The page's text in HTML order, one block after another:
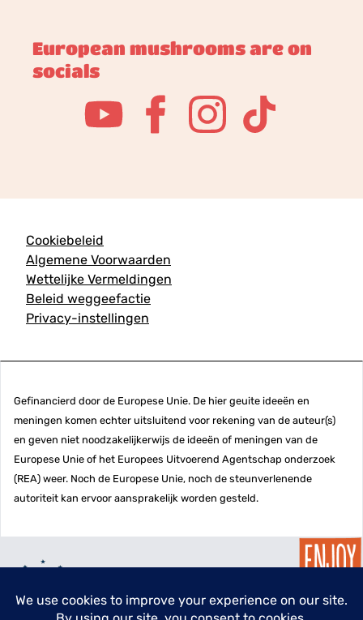
European mushrooms are on
socials
Cookiebeleid
Algemene Voorwaarden
Wettelijke Vermeldingen
Beleid weggeefactie
Privacy-instellingen
Gefinancierd door de Europese Unie. De hier geuite ideeën en
meningen komen echter uitsluitend voor rekening van de auteur(s)
en geven niet noodzakelijkerwijs de ideeën of meningen van de
Europese Unie of het Europees Uitvoerend Agentschap onderzoek
(REA) weer. Noch de Europese Unie, noch de steunverlenende
autoriteit kan ervoor aansprakelijk worden gesteld.